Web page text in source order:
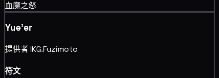
血魔之怒
Yue'er
提供者 IKG.Fuzimoto
符文